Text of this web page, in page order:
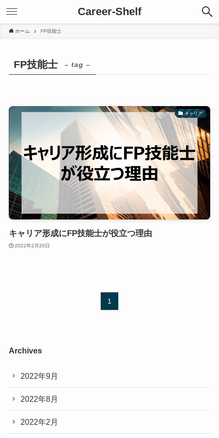
Career-Shelf
ホーム FP技能士
FP技能士 – tag –
キャリア
キャリア形成にFP技能士が役立つ理由
2022年2月20日
1
Archives
2022年9月
2022年8月
2022年2月